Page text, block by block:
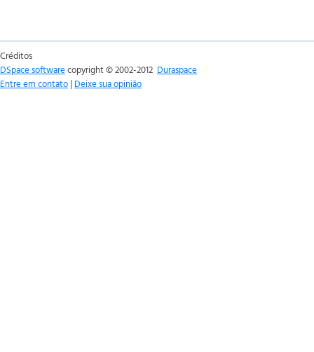
Créditos
DSpace softwarecopyright © 2002-2012 Duraspace
Entre em contato | Deixe sua opinião